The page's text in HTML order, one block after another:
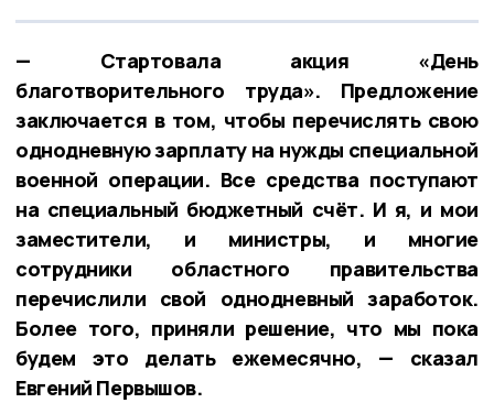
— Стартовала акция «День
благотворительного труда». Предложение
заключается в том, чтобы перечислять свою
однодневную зарплату на нужды специальной
военной операции. Все средства поступают
на специальный бюджетный счёт. И я, и мои
заместители, и министры, и многие
сотрудники областного правительства
перечислили свой однодневный заработок.
Более того, приняли решение, что мы пока
будем это делать ежемесячно, — сказал
Евгений Первышов.